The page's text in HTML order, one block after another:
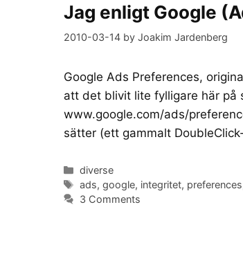
Jag enligt Google
2010-03-14 by Joakim Jardenberg
Google Ads Preferences,
att det blivit lite fylligare här på
www.google.com/ads/
sätter (ett gammalt
Categories
diverse
Tags
ads,google, integritet, preferences
3 Comments